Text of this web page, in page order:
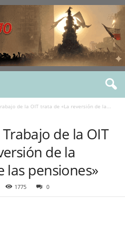
de la OIT trata de «La reversión de la...
de la OIT
de la
las pensiones»
1775 0